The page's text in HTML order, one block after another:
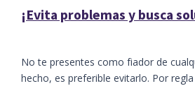
¡Evita problemas y busca
No te presentes como fiador de
hecho, es preferible evitarlo. Por